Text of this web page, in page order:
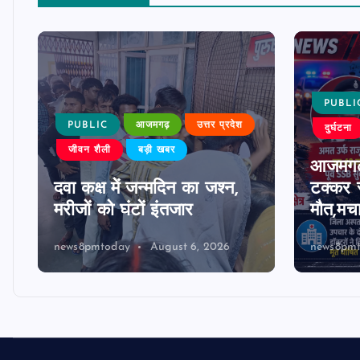
PUBLIC आजमगढ़ उत्तर प्रदेश
जीवन शैली बड़ी खबर
दवा कक्ष में जन्मदिन का जश्न,
मरीजों को घंटों इंतजार
news8pmtoday August 6, 2026
दुर्घटना
टक्कर